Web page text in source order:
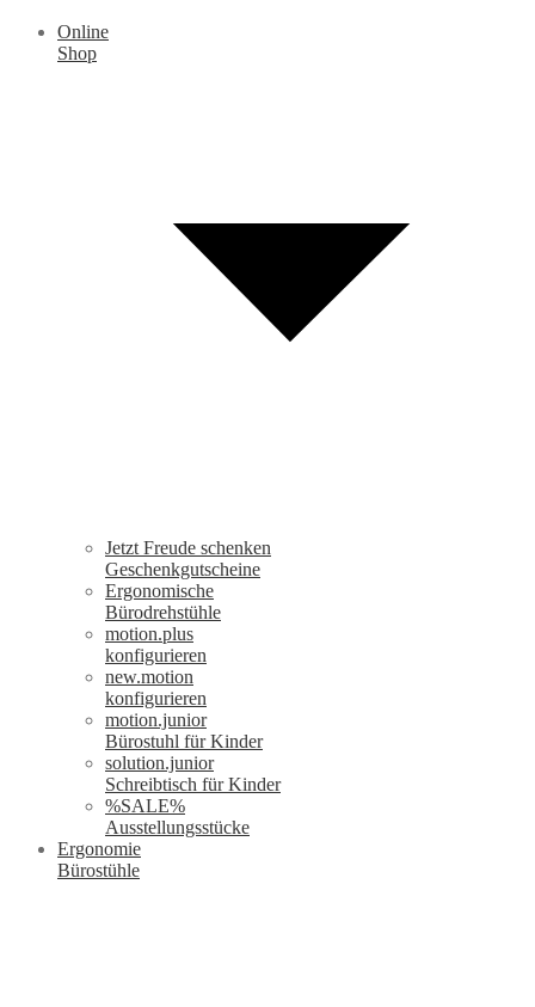
Online
Shop
Jetzt Freude schenken
Geschenkgutscheine
Ergonomische
Bürodrehstühle
motion.plus
konfigurieren
new.motion
konfigurieren
motion.junior
Bürostuhl für Kinder
solution.junior
Schreibtisch für Kinder
%SALE%
Ausstellungsstücke
Ergonomie
Bürostühle